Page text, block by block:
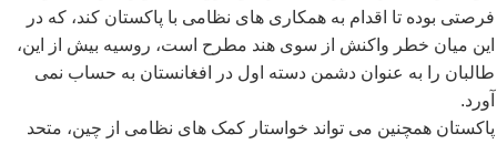
فرصتی بوده تا اقدام به همکاری های نظامی با پاکستان کند، که در
این میان خطر واکنش از سوی هند مطرح است، روسیه بیش از این،
طالبان را به عنوان دشمن دسته اول در افغانستان به حساب نمی
آورد.
پاکستان همچنین می تواند خواستار کمک های نظامی از چین، متحد